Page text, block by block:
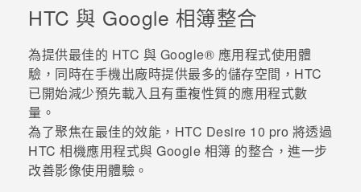
優惠專區
焦點訊息
校園專案
企業採購
銷售門市
銷售通路
支援服務
HTC 與 Google 相簿整合
為提供最佳的 HTC 與 Google® 應用程式使用體
驗，同時在手機出廠時提供最多的儲存空間，HTC
已開始減少預先載入且有重複性質的應用程式數
量。
為了聚焦在最佳的效能， HTC Desire 10 pro 將透過
HTC 相機應用程式與 Google 相簿 的整合，進一步
改善影像使用體驗。